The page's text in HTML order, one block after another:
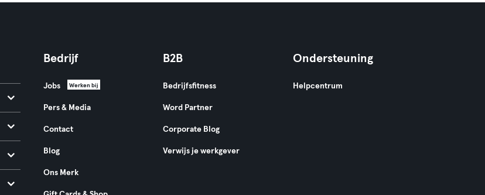
Bedrijf
Jobs Werken bij
Pers & Media
Contact
Blog
Ons Merk
B2B
Bedrijfsfitness
Word Partner
Corporate Blog
Verwijs je werkgever
Ondersteuning
Helpcentrum